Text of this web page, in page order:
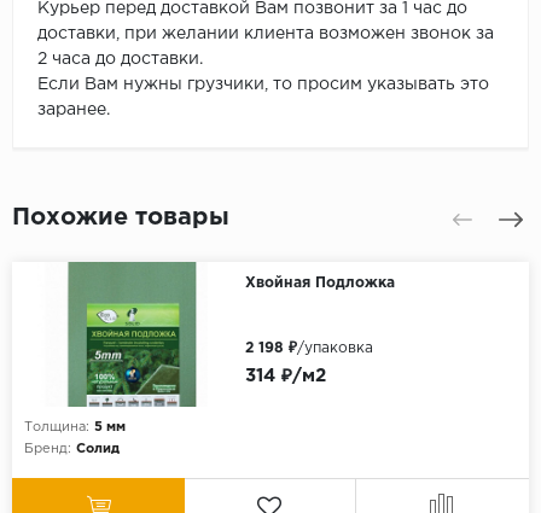
Курьер перед доставкой Вам позвонит за 1 час до
доставки, при желании клиента возможен звонок за
2 часа до доставки.
Если Вам нужны грузчики, то просим указывать это
заранее.
Похожие товары
Хвойная Подложка
Толщина: 5 мм
Бренд: Солид
314 ₽/м2
2 198 ₽/упаковка